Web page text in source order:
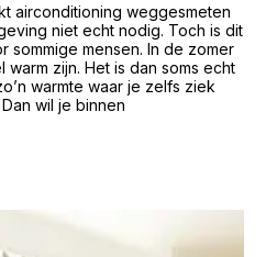
airconditioning weggesmeten
niet echt nodig. Toch is dit
sommige mensen. In de zomer
zijn. Het is dan soms echt
warmte waar je zelfs ziek
wil je binnen